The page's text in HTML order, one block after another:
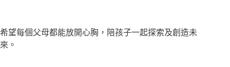
希望每個父母都能放開心胸，陪孩子一起探索及創造未
來。